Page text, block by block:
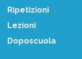
Ripetizioni
Lezioni
Doposcuola